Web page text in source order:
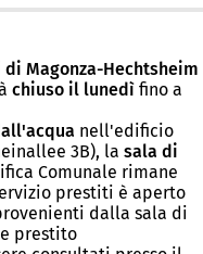
Magonza-Hechtsheim
chiuso il lunedì fino a
nell'edificio
3B), la sala di
Comunale rimane
prestiti è aperto
dalla sala di
prestito